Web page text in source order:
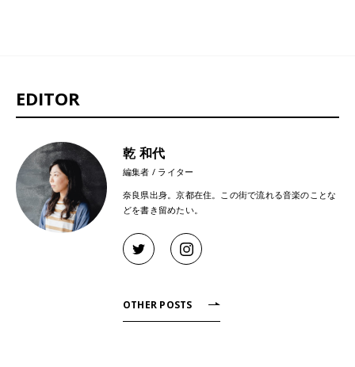
EDITOR
乾 和代
編集者 / ライター
奈良県出身。京都在住。この街で流れる音楽のことな
どを書き留めたい。
OTHER POSTS